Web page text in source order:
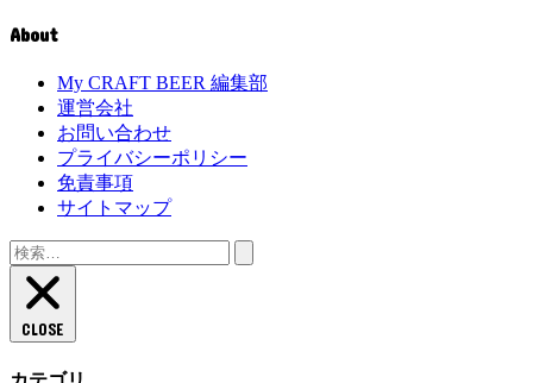
About
My CRAFT BEER 編集部
運営会社
お問い合わせ
プライバシーポリシー
免責事項
サイトマップ
検
索:
CLOSE